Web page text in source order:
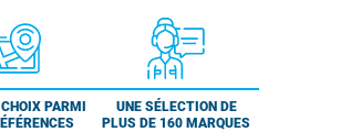
PARMI
UNE SÉLECTION DE
PLUS DE 160 MARQUES